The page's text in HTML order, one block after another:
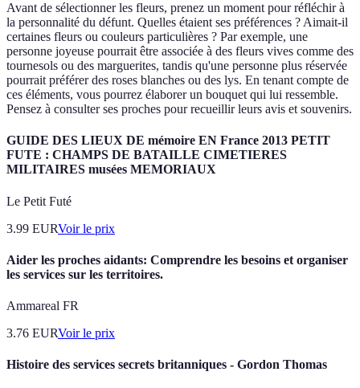
Avant de sélectionner les fleurs, prenez un moment pour réfléchir à
la personnalité du défunt. Quelles étaient ses préférences ? Aimait-il
certaines fleurs ou couleurs particulières ? Par exemple, une
personne joyeuse pourrait être associée à des fleurs vives comme des
tournesols ou des marguerites, tandis qu'une personne plus réservée
pourrait préférer des roses blanches ou des lys. En tenant compte de
ces éléments, vous pourrez élaborer un bouquet qui lui ressemble.
Pensez à consulter ses proches pour recueillir leurs avis et souvenirs.
GUIDE DES LIEUX DE mémoire EN France 2013 PETIT
FUTE : CHAMPS DE BATAILLE CIMETIERES
MILITAIRES musées MEMORIAUX
Le Petit Futé
3.99 EURVoir le prix
Aider les proches aidants: Comprendre les besoins et organiser
les services sur les territoires.
Ammareal FR
3.76 EURVoir le prix
Histoire des services secrets britanniques - Gordon Thomas